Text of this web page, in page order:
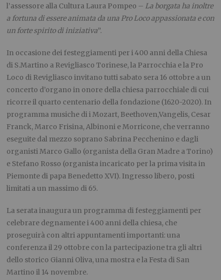
l’assessore alla Cultura Laura Pompeo – La borgata ha inoltre
a fortuna di essere animata da una Pro Locoappassionata e con
un forte spirito di iniziativa”.
In occasione dei festeggiamenti per i 400 anni della Chiesa
di S.Martino a Revigliasco Torinese, la Parrocchia e la Pro
Loco di Revigliasco invitano tutti sabato sera 16 ottobre a un
concerto d’organo in onore della chiesa parrocchiale di cui
ricorre il quarto centenario della fondazione (1620-2020). In
programma musiche di i Mozart, Beethoven,Vangelis, Cesar
Franck, Marco Frisina, Albinoni e Morricone, che verranno
eseguite dal mezzo soprano Sabrina Pecchenino e dagli
organisti Marco Gallo (organista della Gran Madre a Torino)
e Stefano Rosso (organista incaricato per la prima visita in
Piemonte di papa Benedetto XVI). Ingresso libero, posti
limitati a un massimo di 65.
La serata inaugura un programma di festeggiamenti per
celebrare degnamente i 400 anni della chiesa, che
proseguirà con altri appuntamenti importanti: una
conferenza il 29 ottobre con la partecipazione tra gli altri
dello storico Gianni Oliva, una mostra e la Festa di San
Martino il 14 novembre.